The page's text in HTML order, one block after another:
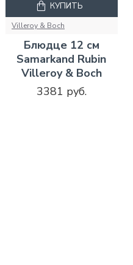
Villeroy & Boch
Блюдце 12 см
Samarkand Rubin
Villeroy & Boch
3381 руб.
КУПИТЬ